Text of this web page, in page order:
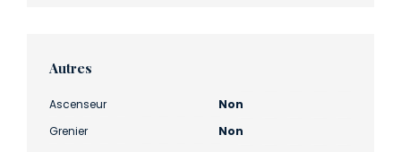
Autres
Ascenseur
Non
Grenier
Non